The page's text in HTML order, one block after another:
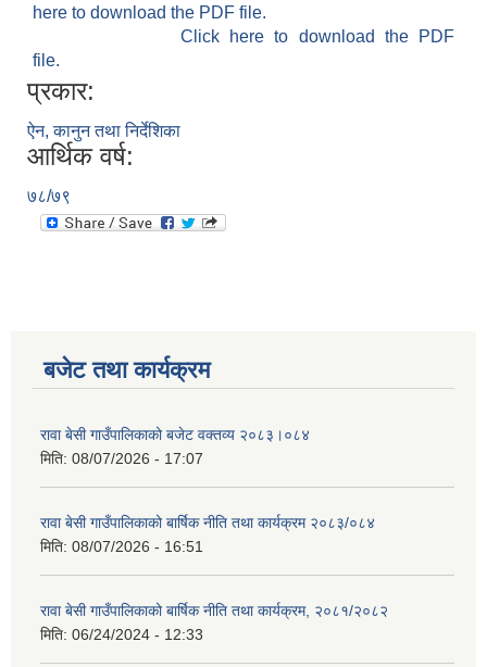
here to download the PDF file.
Click here to download the PDF
file.
प्रकार:
ऐन, कानुन तथा निर्देशिका
आर्थिक वर्ष:
७८/७९
बजेट तथा कार्यक्रम
रावा बेसी गाउँपालिकाको बजेट वक्तव्य २०८३।०८४
मिति: 08/07/2026 - 17:07
रावा बेसी गाउँपालिकाको बार्षिक नीति तथा कार्यक्रम २०८३/०८४
मिति: 08/07/2026 - 16:51
रावा बेसी गाउँपालिकाको बार्षिक नीति तथा कार्यक्रम, २०८१/२०८२
मिति: 06/24/2024 - 12:33